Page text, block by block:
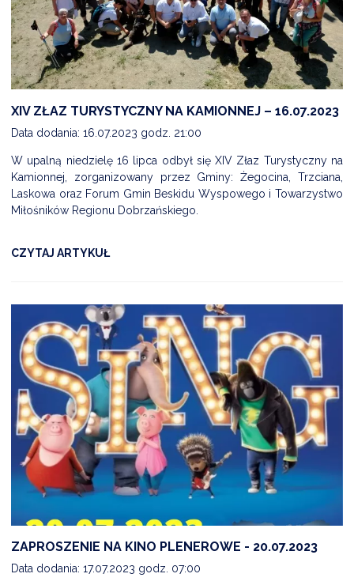
XIV ZŁAZ TURYSTYCZNY NA KAMIONNEJ – 16.07.2023
Data dodania: 16.07.2023 godz. 21:00
W upalną niedzielę 16 lipca odbył się XIV Złaz Turystyczny na
Kamionnej, zorganizowany przez Gminy: Żegocina, Trzciana,
Laskowa oraz Forum Gmin Beskidu Wyspowego i Towarzystwo
Miłośników Regionu Dobrzańskiego.
CZYTAJ ARTYKUŁ
ZAPROSZENIE NA KINO PLENEROWE - 20.07.2023
Data dodania: 17.07.2023 godz. 07:00